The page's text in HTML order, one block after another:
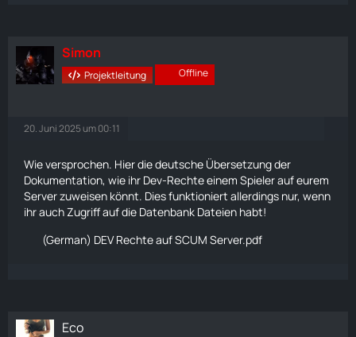
Simon
Projektleitung Offline
20. Juni 2025 um 00:11
Wie versprochen. Hier die deutsche Übersetzung der
Dokumentation, wie ihr Dev-Rechte einem Spieler auf eurem
Server zuweisen könnt. Dies funktioniert allerdings nur, wenn
ihr auch Zugriff auf die Datenbank Dateien habt!
(German) DEV Rechte auf SCUM Server.pdf
Eco